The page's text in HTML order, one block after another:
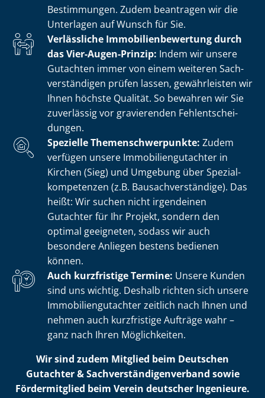
Bestimmungen. Zudem beantragen wir die
Unterlagen auf Wunsch für Sie.
Verlässliche Im­mo­bi­li­en­be­wer­tung durch
das Vier-Augen-Prinzip: Indem wir unsere
Gutachten immer von einem weiteren Sach­
ver­stän­di­gen prüfen lassen, gewährleisten wir
Ihnen höchste Qualität. So bewahren wir Sie
zuverlässig vor gravierenden Fehl­ent­schei­
dun­gen.
Spezielle The­men­schwer­punk­te: Zudem
verfügen unsere Im­mo­bi­li­en­gut­ach­ter in
Kirchen (Sieg) und Umgebung über Spe­zi­al­
kom­pe­ten­zen (z.B. Bau­sach­ver­stän­di­ge). Das
heißt: Wir suchen nicht irgendeinen
Gutachter für Ihr Projekt, sondern den
optimal geeigneten, sodass wir auch
besondere Anliegen bestens bedienen
können.
Auch kurzfristige Termine: Unsere Kunden
sind uns wichtig. Deshalb richten sich unsere
Im­mo­bi­li­en­gut­ach­ter zeitlich nach Ihnen und
nehmen auch kurzfristige Aufträge wahr –
ganz nach Ihren Möglichkeiten.
Wir sind zudem Mitglied beim Deutschen
Gutachter & Sach­ver­stän­di­gen­ver­band sowie
Fördermitglied beim Verein deutscher Ingenieure.